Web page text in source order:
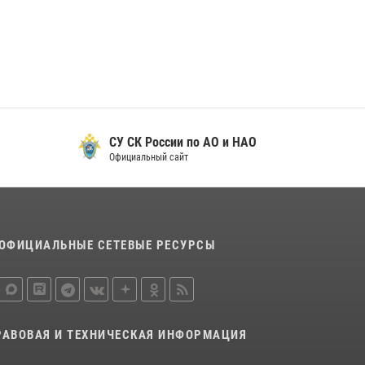
СУ СК России по АО и НАО
Официальный сайт
СЕТЕВЫЕ РЕСУРСЫ
И ТЕХНИЧЕСКАЯ ИНФОРМАЦИЯ